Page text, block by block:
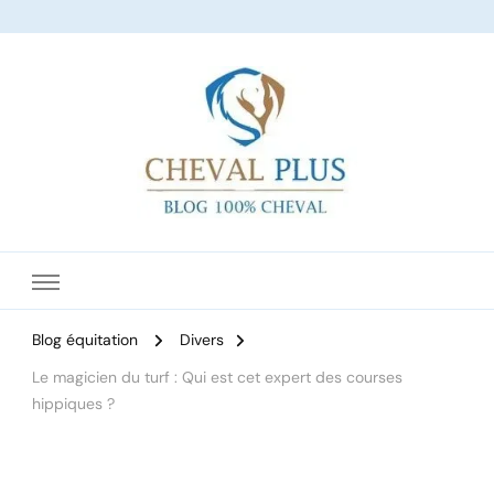
Blog équitation
Divers
Le magicien du turf : Qui est cet expert des courses
hippiques ?